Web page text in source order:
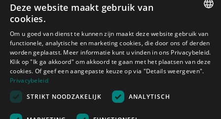
Amagard.com (Kranendonk B.V.) Geen van de teksten of foto's op deze
website mag zonder schriftelijke toestemming van Kranendonk B.V. worden
DUTCH
GERMAN
Deze website maakt gebruik van
cookies.
Om u goed van dienst te kunnen zijn maakt deze website gebruik van
functionele, analytische en marketing cookies, die door ons of derden
worden geplaatst. Meer informatie kunt u vinden in ons Privacybeleid.
Klik op "Ik ga akkoord" om akkoord te gaan met het plaatsen van deze
cookies. Of geef een aangepaste keuze op via "Details weergeven".
Privacybeleid
STRIKT NOODZAKELIJK
ANALYTISCH